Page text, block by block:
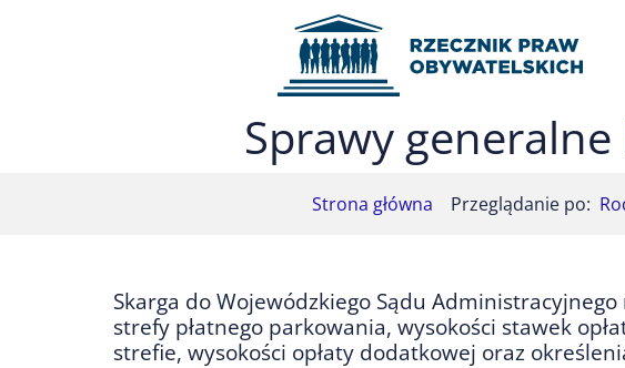
Przejdź do menu głównego (nacisnij Enter)
Przejdź do mapy serwisu (nacisnij Enter)
Sprawy
Strona główna Przeglądanie po:
Skarga do Wojewódzkiego Sądu
strefy płatnego parkowania, wysokości stawek
strefie, wysokości opłaty dodatkowej oraz